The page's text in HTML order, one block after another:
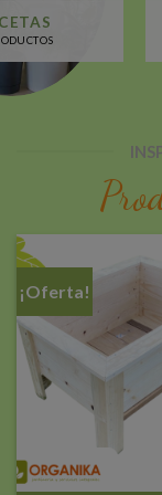
¡Oferta!